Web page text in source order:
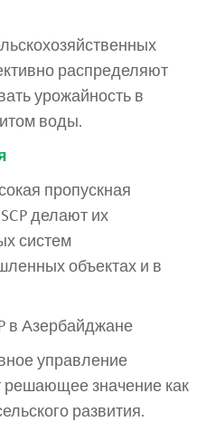
распределяют
урожайность в
воды.
пропускная
делают их
систем
объектах и в
в Азербайджане
управление
значение как
развития.